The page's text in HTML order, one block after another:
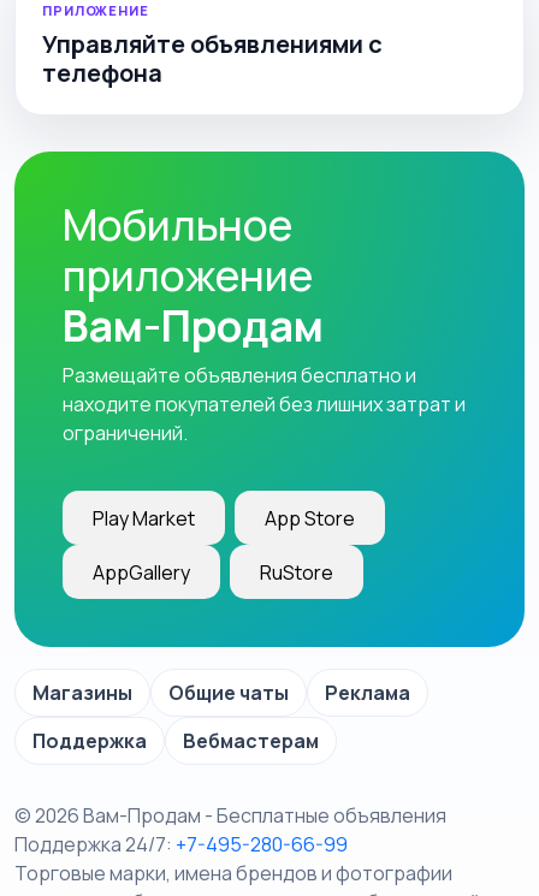
ПРИЛОЖЕНИЕ
Управляйте объявлениями с
телефона
Мобильное
приложение
Вам-Продам
Размещайте объявления бесплатно и
находите покупателей без лишних затрат и
ограничений.
Play Market App Store
AppGallery RuStore
Магазины Общие чаты
Реклама
Поддержка
Вебмастерам
© 2026 Вам-Продам - Бесплатные объявления
Поддержка 24/7: +7-495-280-66-99
Торговые марки, имена брендов и фотографии